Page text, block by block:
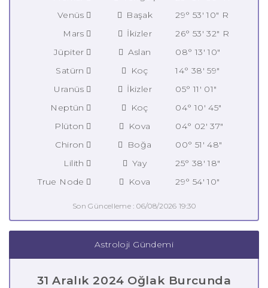
Venüs
Başak
29° 53' 10" R
Mars
İkizler
26° 53' 32" R
Jüpiter
Aslan
08° 13' 10"
Satürn
Koç
14° 38' 59"
Uranüs
İkizler
05° 11' 01"
Neptün
Koç
04° 10' 45"
Plüton
Kova
04° 02' 37"
Chiron
Boğa
00° 51' 48"
Lilith
Yay
25° 38' 18"
True Node
Kova 29° 54' 10"
Son Güncelleme : 06/08/2026 19:30
Astroloji Gündemi
31 Aralık 2024 Oğlak Burcunda